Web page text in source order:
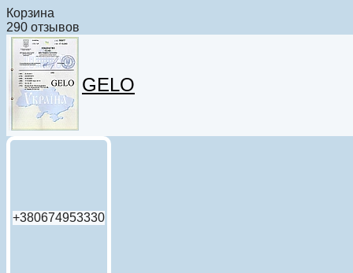
Корзина
290 отзывов
GELO
+380674953330